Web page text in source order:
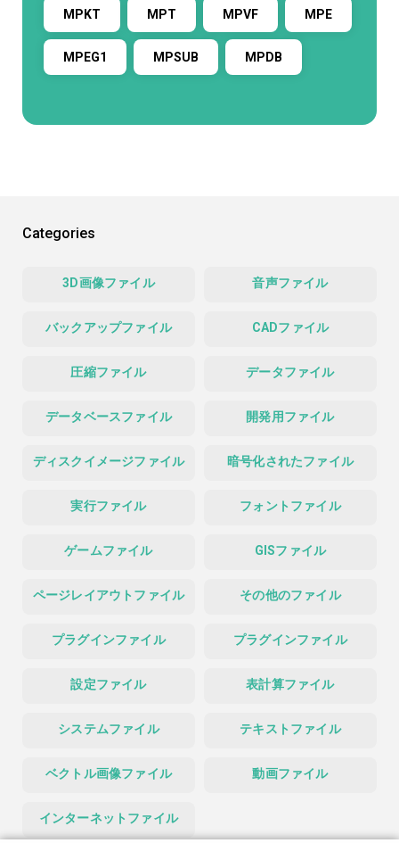
MPKT MPT MPVF MPE
MPEG1 MPSUB MPDB
Categories
3D画像ファイル 音声ファイル
バックアップファイル CADファイル
圧縮ファイル データファイル
データベースファイル 開発用ファイル
ディスクイメージファイル 暗号化されたファイル
実行ファイル フォントファイル
ゲームファイル GISファイル
ページレイアウトファイル その他のファイル
プラグインファイル プラグインファイル
設定ファイル 表計算ファイル
システムファイル テキストファイル
ベクトル画像ファイル 動画ファイル
インターネットファイル